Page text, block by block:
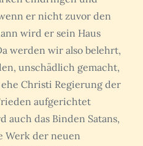
er nicht zuvor den
wird er sein Haus
werden wir also belehrt,
unschädlich gemacht,
Christi Regierung der
aufgerichtet
auch das Binden Satans,
Werk der neuen